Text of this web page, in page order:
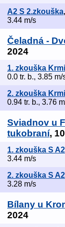
A2 S 2.zkouška,
3.44 m/s
Čeladná -
2024
1. zkouška
0.0 tr. b., 3.85 m/
2. zkouška
0.94 tr. b., 3.76
Sviadnov u
tukobraní,
1. zkouška S A2
3.44 m/s
2. zkouška S A2
3.28 m/s
Bílany u
2024